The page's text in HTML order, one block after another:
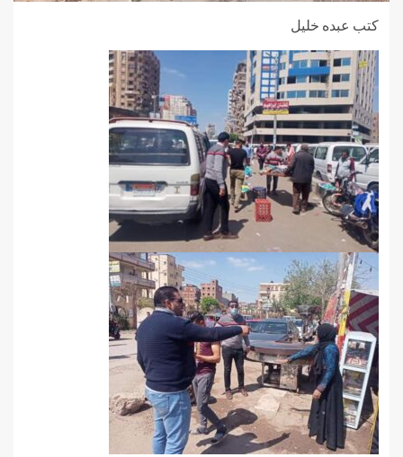
كتب عبده خليل